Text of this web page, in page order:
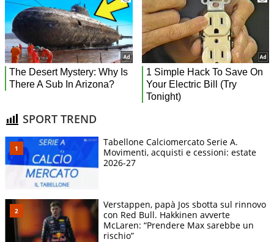
SPORT TREND
Tabellone Calciomercato Serie A.
Movimenti, acquisti e cessioni: estate
2026-27
Verstappen, papà Jos sbotta sul rinnovo
con Red Bull. Hakkinen avverte
McLaren: “Prendere Max sarebbe un
rischio”